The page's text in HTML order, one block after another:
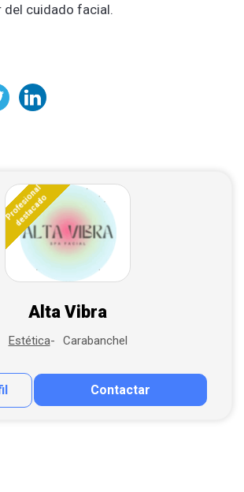
cuidado facial.
Profesional
destacado
Alta Vibra
Estética Carabanchel
Contactar
Contactar por correo